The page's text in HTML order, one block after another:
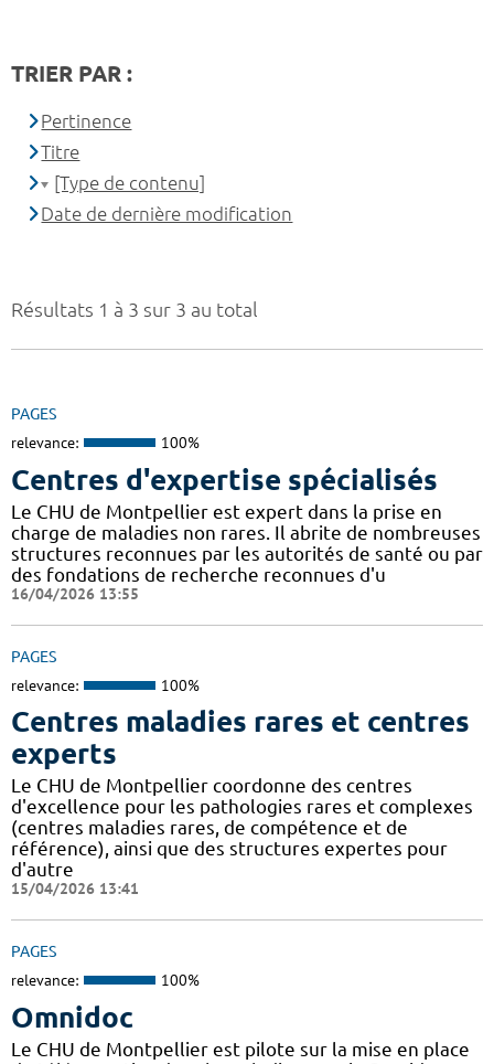
Résultats 1 à 3 sur 3 au total
PAGES
relevance: 100%
Centres d'expertise spécialisés
Le CHU de Montpellier est expert dans la prise en
charge de maladies non rares. Il abrite de nombreuses
structures reconnues par les autorités de santé ou par
des fondations de recherche reconnues d'u
16/04/2026 13:55
PAGES
relevance: 100%
Centres maladies rares et centres
experts
Le CHU de Montpellier coordonne des centres
d'excellence pour les pathologies rares et complexes
(centres maladies rares, de compétence et de
référence), ainsi que des structures expertes pour
d'autre
15/04/2026 13:41
PAGES
relevance: 100%
Omnidoc
Le CHU de Montpellier est pilote sur la mise en place
TRIER PAR :
Pertinence
Titre
[Type de contenu]
Date de dernière modification